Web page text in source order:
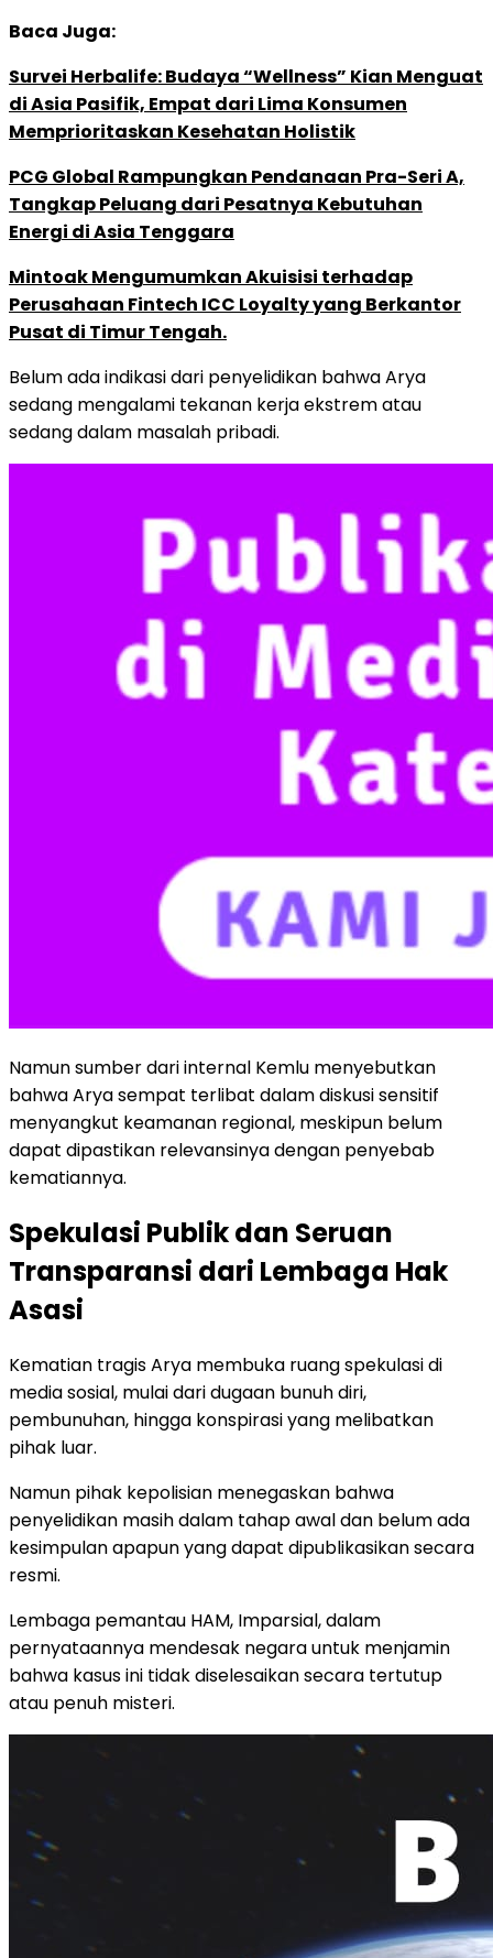
Baca Juga:
Survei Herbalife: Budaya “Wellness” Kian Menguat
di Asia Pasifik, Empat dari Lima Konsumen
Memprioritaskan Kesehatan Holistik
PCG Global Rampungkan Pendanaan Pra-Seri A,
Tangkap Peluang dari Pesatnya Kebutuhan
Energi di Asia Tenggara
Mintoak Mengumumkan Akuisisi terhadap
Perusahaan Fintech ICC Loyalty yang Berkantor
Pusat di Timur Tengah.
Belum ada indikasi dari penyelidikan bahwa Arya
sedang mengalami tekanan kerja ekstrem atau
sedang dalam masalah pribadi.
Namun sumber dari internal Kemlu menyebutkan
bahwa Arya sempat terlibat dalam diskusi sensitif
menyangkut keamanan regional, meskipun belum
dapat dipastikan relevansinya dengan penyebab
kematiannya.
Spekulasi Publik dan Seruan
Transparansi dari Lembaga Hak
Asasi
Kematian tragis Arya membuka ruang spekulasi di
media sosial, mulai dari dugaan bunuh diri,
pembunuhan, hingga konspirasi yang melibatkan
pihak luar.
Namun pihak kepolisian menegaskan bahwa
penyelidikan masih dalam tahap awal dan belum ada
kesimpulan apapun yang dapat dipublikasikan secara
resmi.
Lembaga pemantau HAM, Imparsial, dalam
pernyataannya mendesak negara untuk menjamin
bahwa kasus ini tidak diselesaikan secara tertutup
atau penuh misteri.